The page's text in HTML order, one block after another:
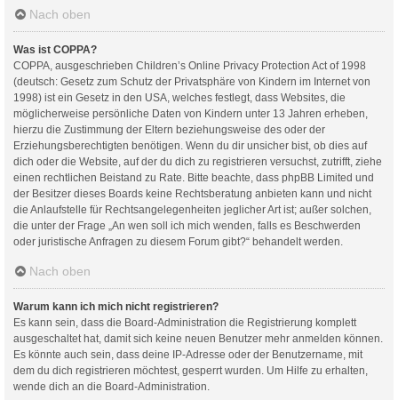
Nach oben
Was ist COPPA?
COPPA, ausgeschrieben Children’s Online Privacy Protection Act of 1998
(deutsch: Gesetz zum Schutz der Privatsphäre von Kindern im Internet von
1998) ist ein Gesetz in den USA, welches festlegt, dass Websites, die
möglicherweise persönliche Daten von Kindern unter 13 Jahren erheben,
hierzu die Zustimmung der Eltern beziehungsweise des oder der
Erziehungsberechtigten benötigen. Wenn du dir unsicher bist, ob dies auf
dich oder die Website, auf der du dich zu registrieren versuchst, zutrifft, ziehe
einen rechtlichen Beistand zu Rate. Bitte beachte, dass phpBB Limited und
der Besitzer dieses Boards keine Rechtsberatung anbieten kann und nicht
die Anlaufstelle für Rechtsangelegenheiten jeglicher Art ist; außer solchen,
die unter der Frage „An wen soll ich mich wenden, falls es Beschwerden
oder juristische Anfragen zu diesem Forum gibt?“ behandelt werden.
Nach oben
Warum kann ich mich nicht registrieren?
Es kann sein, dass die Board-Administration die Registrierung komplett
ausgeschaltet hat, damit sich keine neuen Benutzer mehr anmelden können.
Es könnte auch sein, dass deine IP-Adresse oder der Benutzername, mit
dem du dich registrieren möchtest, gesperrt wurden. Um Hilfe zu erhalten,
wende dich an die Board-Administration.